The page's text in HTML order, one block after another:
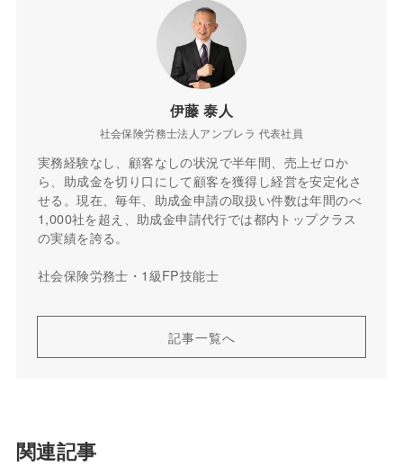
伊藤 泰人
社会保険労務士法人アンブレラ 代表社員
実務経験なし、顧客なしの状況で半年間、売上ゼロか
ら、助成金を切り口にして顧客を獲得し経営を安定化さ
せる。現在、毎年、助成金申請の取扱い件数は年間のべ
1,000社を超え、助成金申請代行では都内トップクラス
の実績を誇る。
社会保険労務士・1級FP技能士
記事一覧へ
関連記事